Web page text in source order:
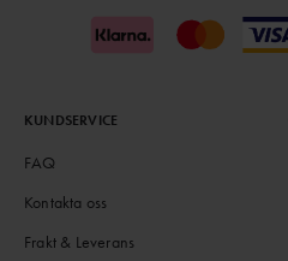
KUNDSERVICE
FAQ
Kontakta oss
Frakt & Leverans